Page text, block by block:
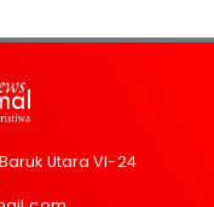
Utara VI-24